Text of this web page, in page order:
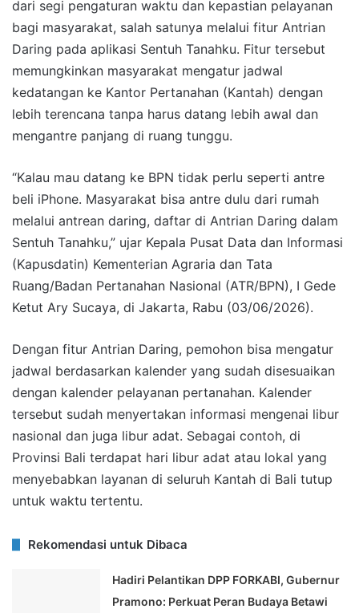
dari segi pengaturan waktu dan kepastian pelayanan
bagi masyarakat, salah satunya melalui fitur Antrian
Daring pada aplikasi Sentuh Tanahku. Fitur tersebut
memungkinkan masyarakat mengatur jadwal
kedatangan ke Kantor Pertanahan (Kantah) dengan
lebih terencana tanpa harus datang lebih awal dan
mengantre panjang di ruang tunggu.
“Kalau mau datang ke BPN tidak perlu seperti antre
beli iPhone. Masyarakat bisa antre dulu dari rumah
melalui antrean daring, daftar di Antrian Daring dalam
Sentuh Tanahku,” ujar Kepala Pusat Data dan Informasi
(Kapusdatin) Kementerian Agraria dan Tata
Ruang/Badan Pertanahan Nasional (ATR/BPN), I Gede
Ketut Ary Sucaya, di Jakarta, Rabu (03/06/2026).
Dengan fitur Antrian Daring, pemohon bisa mengatur
jadwal berdasarkan kalender yang sudah disesuaikan
dengan kalender pelayanan pertanahan. Kalender
tersebut sudah menyertakan informasi mengenai libur
nasional dan juga libur adat. Sebagai contoh, di
Provinsi Bali terdapat hari libur adat atau lokal yang
menyebabkan layanan di seluruh Kantah di Bali tutup
untuk waktu tertentu.
Rekomendasi untuk Dibaca
Hadiri Pelantikan DPP FORKABI, Gubernur
Pramono: Perkuat Peran Budaya Betawi